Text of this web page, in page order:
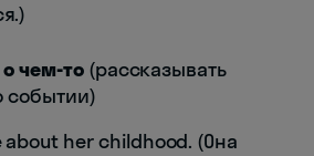
о чем-то(рассказывать
событии)
about her childhood. (Она